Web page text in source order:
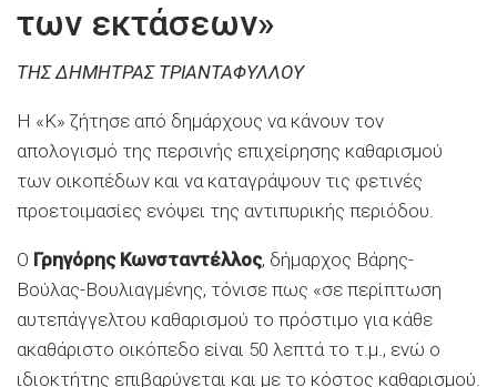
των εκτάσεων»
ΤΗΣ ΔΗΜΗΤΡΑΣ ΤΡΙΑΝΤΑΦΥΛΛΟΥ
Η «Κ» ζήτησε από δημάρχους να κάνουν τον
απολογισμό της περσινής επιχείρησης καθαρισμού
των οικοπέδων και να καταγράψουν τις φετινές
προετοιμασίες ενόψει της αντιπυρικής περιόδου.
Ο Γρηγόρης Κωνσταντέλλος, δήμαρχος Βάρης-
Βούλας-Βουλιαγμένης, τόνισε πως «σε περίπτωση
αυτεπάγγελτου καθαρισμού το πρόστιμο για κάθε
ακαθάριστο οικόπεδο είναι 50 λεπτά το τ.μ., ενώ ο
ιδιοκτήτης επιβαρύνεται και με το κόστος καθαρισμού.